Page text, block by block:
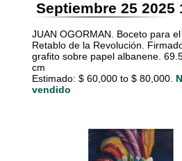
Septiembre 25 2025
JUAN OGORMAN. Boceto para
Retablo de la Revolución.
grafito sobre papel albanene.
cm
Estimado: $ 60,000 to $ 80,000.
vendido